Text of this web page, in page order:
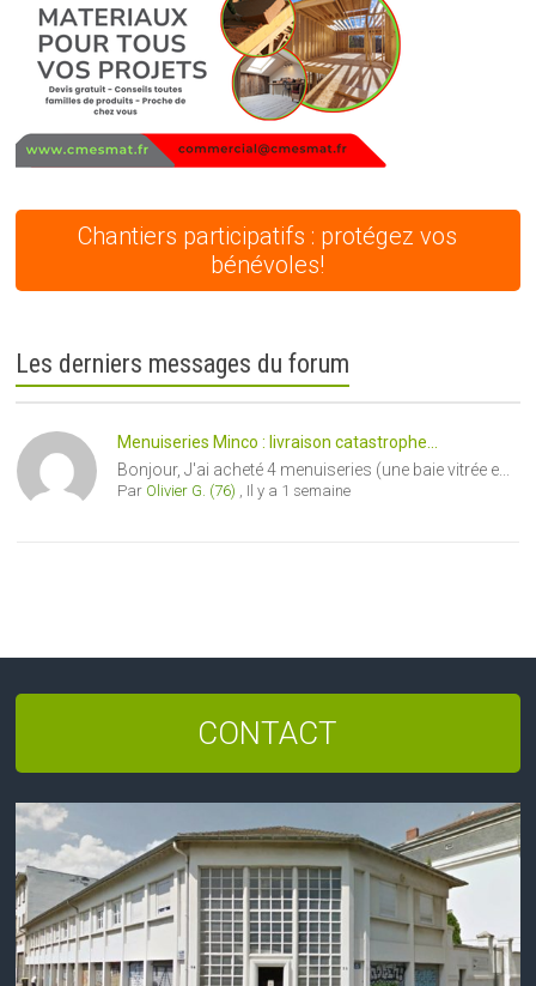
Chantiers participatifs : protégez vos
bénévoles!
Les derniers messages du forum
Menuiseries Minco : livraison catastrophe...
Bonjour, J'ai acheté 4 menuiseries (une baie vitrée e...
Par Olivier G. (76) Il y a 1 semaine
CONTACT